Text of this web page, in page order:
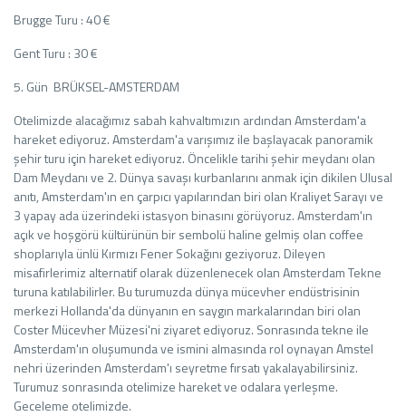
Brugge Turu : 40 €
Gent Turu : 30 €
5. Gün BRÜKSEL-AMSTERDAM
Otelimizde alacağımız sabah kahvaltımızın ardından Amsterdam'a
hareket ediyoruz. Amsterdam'a varışımız ile başlayacak panoramik
şehir turu için hareket ediyoruz. Öncelikle tarihi şehir meydanı olan
Dam Meydanı ve 2. Dünya savaşı kurbanlarını anmak için dikilen Ulusal
anıtı, Amsterdam'ın en çarpıcı yapılarından biri olan Kraliyet Sarayı ve
3 yapay ada üzerindeki istasyon binasını görüyoruz. Amsterdam'ın
açık ve hoşgörü kültürünün bir sembolü haline gelmiş olan coffee
shoplarıyla ünlü Kırmızı Fener Sokağını geziyoruz. Dileyen
misafirlerimiz alternatif olarak düzenlenecek olan Amsterdam Tekne
turuna katılabilirler. Bu turumuzda dünya mücevher endüstrisinin
merkezi Hollanda'da dünyanın en saygın markalarından biri olan
Coster Mücevher Müzesi'ni ziyaret ediyoruz. Sonrasında tekne ile
Amsterdam'ın oluşumunda ve ismini almasında rol oynayan Amstel
nehri üzerinden Amsterdam'ı seyretme fırsatı yakalayabilirsiniz.
Turumuz sonrasında otelimize hareket ve odalara yerleşme.
Geceleme otelimizde.